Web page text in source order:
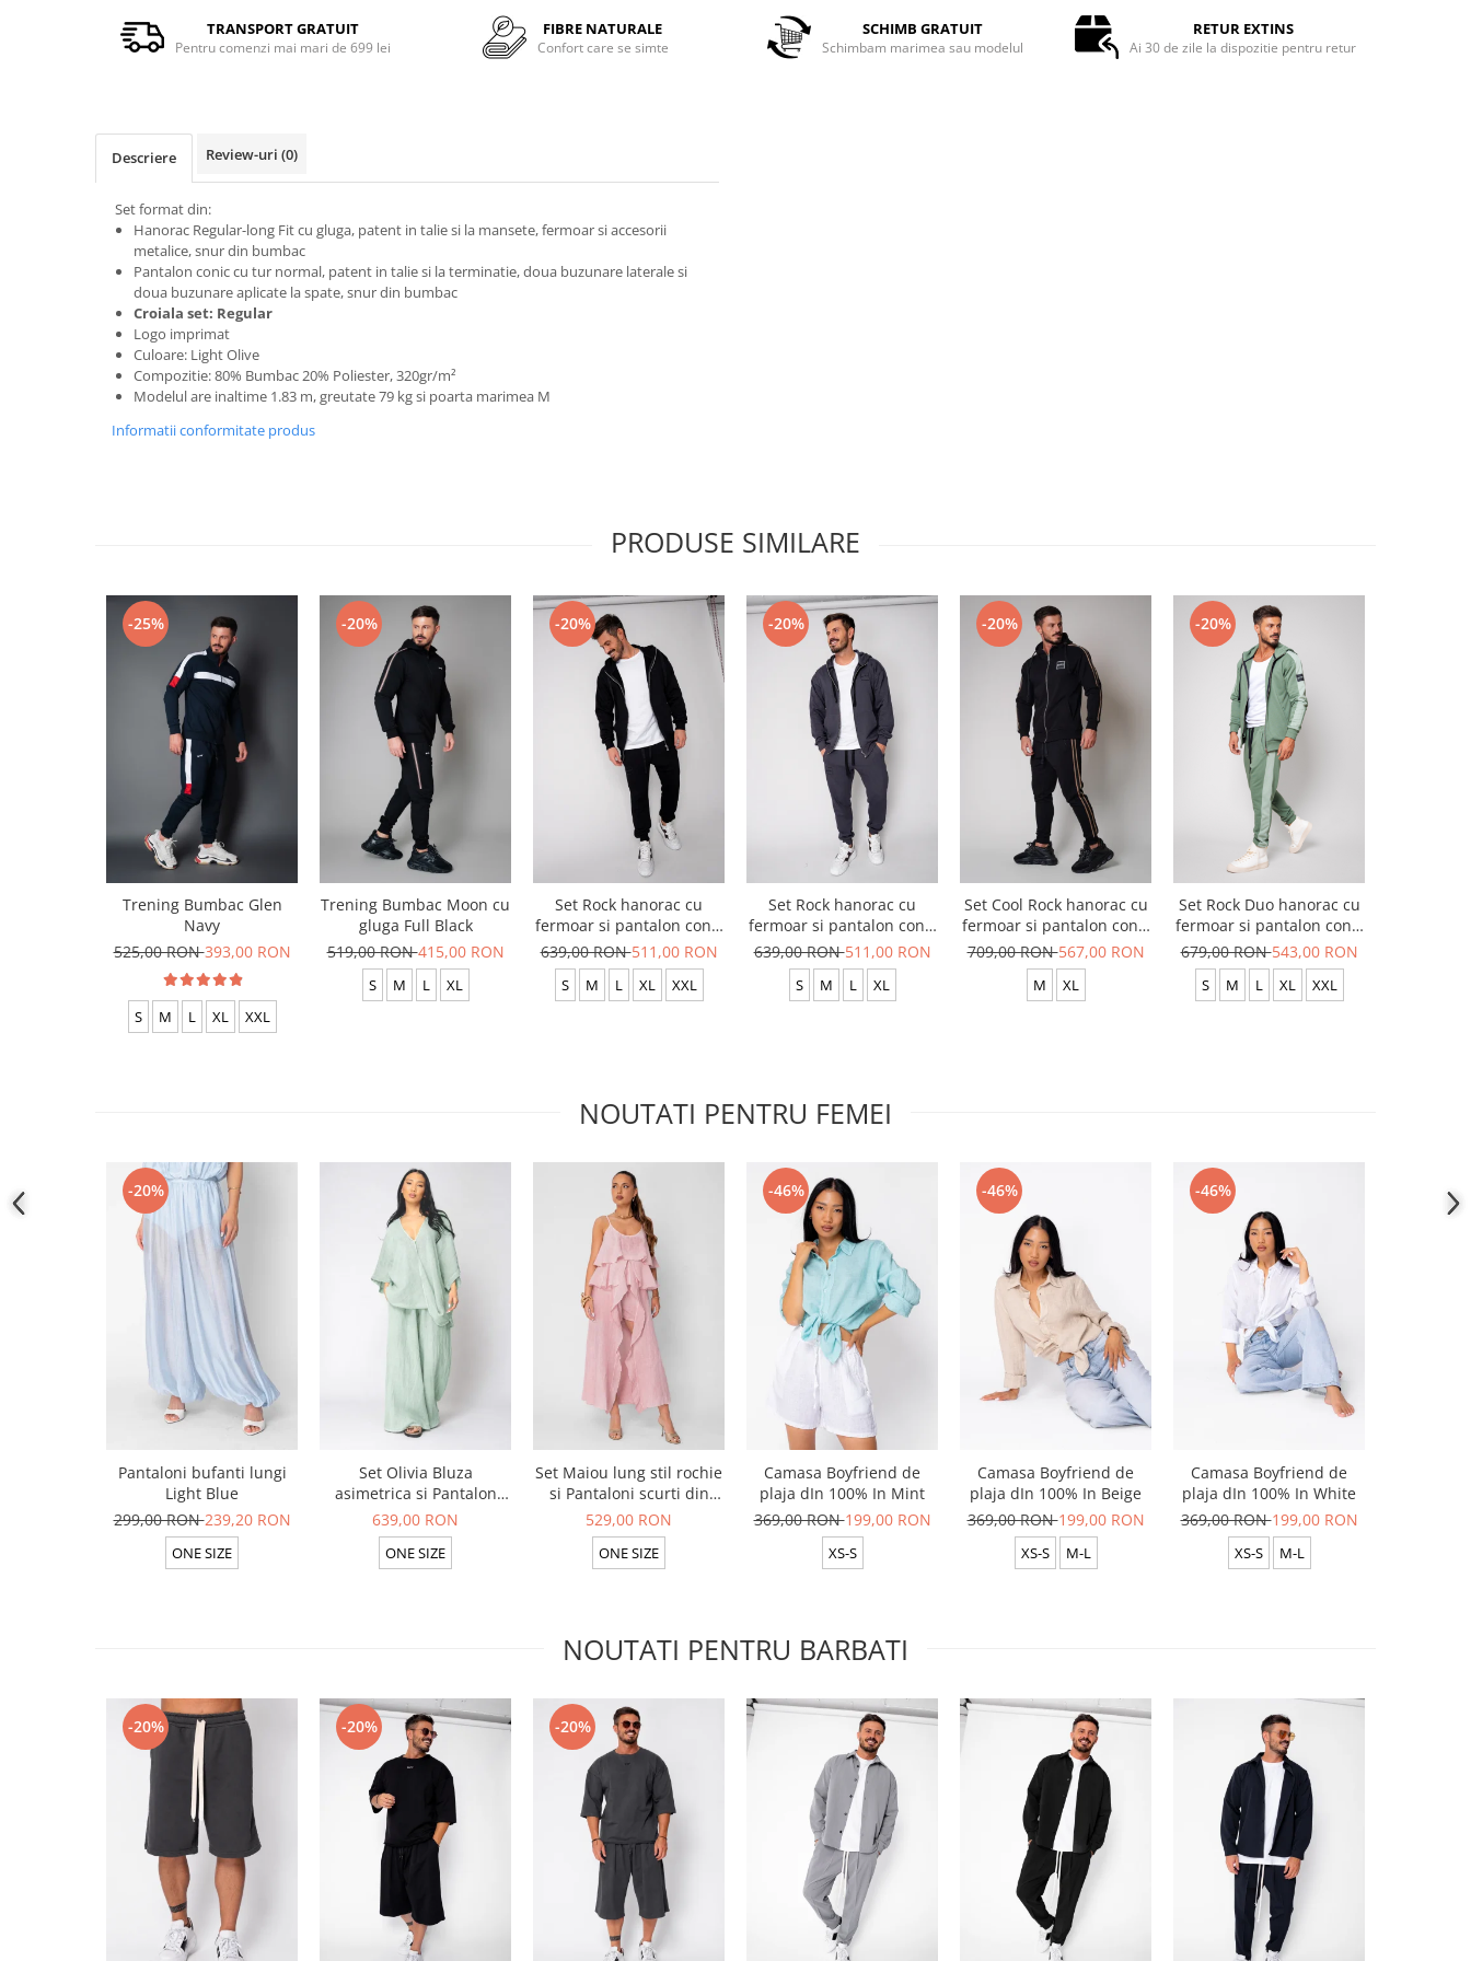
TRANSPORT GRATUIT
Pentru comenzi mai mari de 699 lei
FIBRE NATURALE
Confort care se simte
SCHIMB GRATUIT
Schimbam marimea sau modelul
RETUR EXTINS
Ai 30 de zile la dispozitie pentru retur
Descriere Review-uri (0)
Set format din:
Hanorac Regular-long Fit cu gluga, patent in talie si la mansete, fermoar si accesorii
metalice, snur din bumbac
Pantalon conic cu tur normal, patent in talie si la terminatie, doua buzunare laterale si
doua buzunare aplicate la spate, snur din bumbac
Croiala set: Regular
Logo imprimat
Culoare: Light Olive
Compozitie: 80% Bumbac 20% Poliester, 320gr/m²
Modelul are inaltime 1.83 m, greutate 79 kg si poarta marimea M
Informatii conformitate produs
PRODUSE SIMILARE
-25%
Trening Bumbac Glen
Navy
525,00 RON393,00 RON
S M L XL XXL
-20%
Trening Bumbac Moon cu
gluga Full Black
519,00 RON415,00 RON
S M L XL
-20%
Set Rock hanorac cu
fermoar si pantalon conic
New Black
639,00 RON511,00 RON
S M L XL XXL
-20%
Set Rock hanorac cu
fermoar si pantalon conic
New Grey Antracite
639,00 RON511,00 RON
S M L XL
-20%
Set Cool Rock hanorac cu
fermoar si pantalon conic
New Black
709,00 RON567,00 RON
M XL
-20%
Set Rock Duo hanorac cu
fermoar si pantalon conic
Dark Olive
679,00 RON543,00 RON
S M L XL XXL
NOUTATI PENTRU FEMEI
-20%
Pantaloni bufanti lungi
Light Blue
299,00 RON239,20 RON
ONE SIZE
Set Olivia Bluza
asimetrica si Pantalon
lung din 100% in Light
Olive
639,00 RON
ONE SIZE
Set Maiou lung stil rochie
si Pantaloni scurti din
100% in Rose
529,00 RON
ONE SIZE
-46%
Camasa Boyfriend de
plaja dIn 100% In Mint
369,00 RON199,00 RON
XS-S
-46%
Camasa Boyfriend de
plaja dIn 100% In Beige
369,00 RON199,00 RON
XS-S M-L
-46%
Camasa Boyfriend de
plaja dIn 100% In White
369,00 RON199,00 RON
XS-S M-L
NOUTATI PENTRU BARBATI
-20% -20% -20%